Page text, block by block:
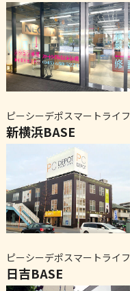
ピーシーデポスマートライフ
新横浜BASE
ピーシーデポスマートライフ
日吉BASE